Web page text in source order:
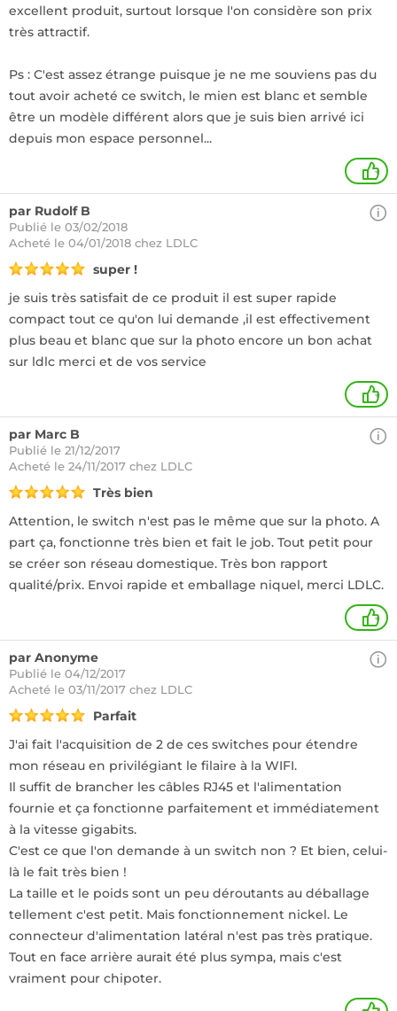
excellent produit, surtout lorsque l'on considère son prix
très attractif.
Ps : C'est assez étrange puisque je ne me souviens pas du
tout avoir acheté ce switch, le mien est blanc et semble
être un modèle différent alors que je suis bien arrivé ici
depuis mon espace personnel...
+
par Rudolf B
Publié le 03/02/2018
Acheté le 04/01/2018 chez LDLC
super !
je suis très satisfait de ce produit il est super rapide
compact tout ce qu'on lui demande ,il est effectivement
plus beau et blanc que sur la photo encore un bon achat
sur ldlc merci et de vos service
+
par Marc B
Publié le 21/12/2017
Acheté le 24/11/2017 chez LDLC
Très bien
Attention, le switch n'est pas le même que sur la photo. A
part ça, fonctionne très bien et fait le job. Tout petit pour
se créer son réseau domestique. Très bon rapport
qualité/prix. Envoi rapide et emballage niquel, merci LDLC.
+
par Anonyme
Publié le 04/12/2017
Acheté le 03/11/2017 chez LDLC
Parfait
J'ai fait l'acquisition de 2 de ces switches pour étendre
mon réseau en privilégiant le filaire à la WIFI.
Il suffit de brancher les câbles RJ45 et l'alimentation
fournie et ça fonctionne parfaitement et immédiatement
à la vitesse gigabits.
C'est ce que l'on demande à un switch non ? Et bien, celui-
là le fait très bien !
La taille et le poids sont un peu déroutants au déballage
tellement c'est petit. Mais fonctionnement nickel. Le
connecteur d'alimentation latéral n'est pas très pratique.
Tout en face arrière aurait été plus sympa, mais c'est
vraiment pour chipoter.